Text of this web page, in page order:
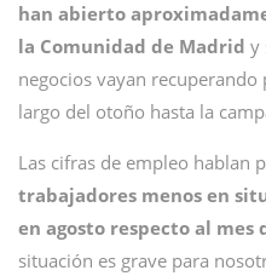
han abierto
la Comunidad de Madrid y
negocios vayan
largo del otoño hasta la
Las cifras de empleo hablan
trabajadores menos en
en agosto respecto al mes
situación es grave para